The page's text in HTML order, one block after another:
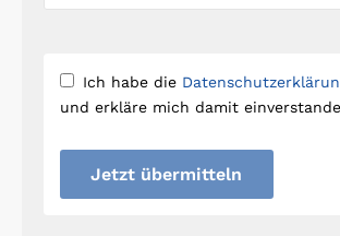
Ich habe die
und erkläre mich damit
Jetzt übermitteln